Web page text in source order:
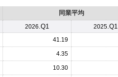
同業平均
2026.Q1 2025.Q1
41.19
4.35
10.30